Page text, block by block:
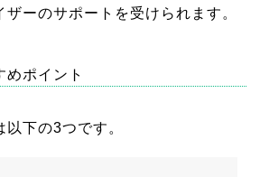
ザーのサポートを受けられます。
めポイント
下の3つです。